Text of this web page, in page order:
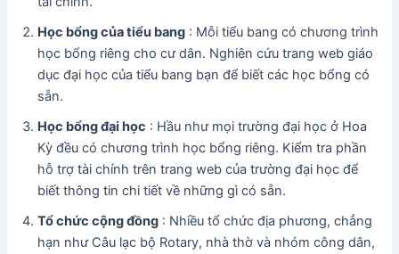
Học bổng của tiểu bang : Mỗi tiểu bang có chương trình
học bổng riêng cho cư dân. Nghiên cứu trang web giáo
dục đại học của tiểu bang bạn để biết các học bổng có
sẵn.
Học bổng đại học : Hầu như mọi trường đại học ở Hoa
Kỳ đều có chương trình học bổng riêng. Kiểm tra phần
hỗ trợ tài chính trên trang web của trường đại học để
biết thông tin chi tiết về những gì có sẵn.
Tổ chức cộng đồng : Nhiều tổ chức địa phương, chẳng
hạn như Câu lạc bộ Rotary, nhà thờ và nhóm công dân,